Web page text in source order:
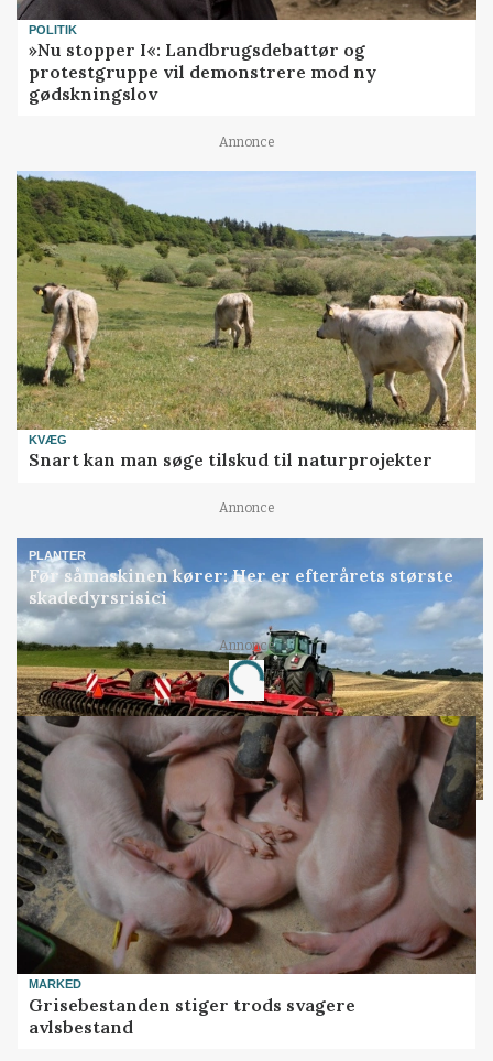
POLITIK
»Nu stopper I«: Landbrugsdebattør og
protestgruppe vil demonstrere mod ny
gødskningslov
Annonce
KVÆG
Snart kan man søge tilskud til naturprojekter
Annonce
PLANTER
Før såmaskinen kører: Her er efterårets største
skadedyrsrisici
Annonce
Loading...
MARKED
Grisebestanden stiger trods svagere
avlsbestand